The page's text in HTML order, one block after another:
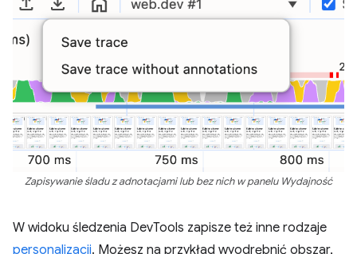
Zapisywanie śladu z adnotacjami lub bez nich w panelu Wydajność
W widoku śledzenia DevTools zapisze też inne rodzaje
personalizacji. Możesz na przykład wyodrębnić obszar,